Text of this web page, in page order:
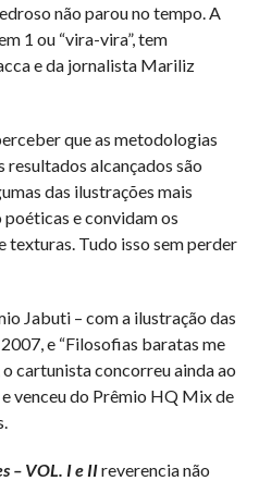
não parou no tempo. A
1 ou “vira-vira”, tem
e da jornalista Mariliz
que as metodologias
resultados alcançados são
das ilustrações mais
e convidam os
texturas. Tudo isso sem perder
Jabuti – com a ilustração das
e “Filosofias baratas me
o cartunista concorreu ainda ao
venceu do Prêmio HQ Mix de
– VOL. I e IIreverencia não